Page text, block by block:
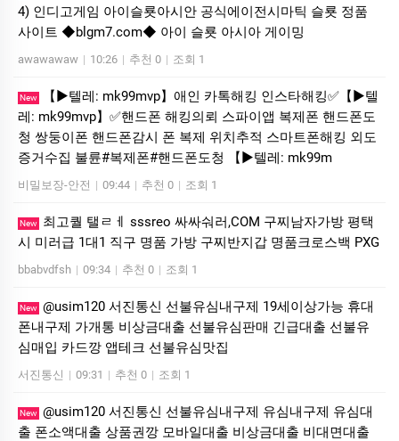
4) 인디­고게­임 아이슬룟아시안 공식에이전시마틱 슬룟 정품
사이트 ◆blgm7.com◆ 아이 슬룟 아시아 게이밍
awawawaw | 10:26 | 추천 0 | 조회 1
New
【▶텔레: mk99mvp】애인 카톡해킹 인스타해킹✅【▶텔
레: mk99mvp】✅핸드폰 해킹의뢰 스파이앱 복제폰 핸드폰도
청 쌍둥이폰 핸드폰감시 폰 복제 위치추적 스마트폰해킹 외도
증거수집 불륜#복제폰#핸드폰도청 【▶텔레: mk99m
비밀보장-안전 | 09:44 | 추천 0 | 조회 1
New
최고퀄 탤ㄹㅔ sssreo 싸싸숴러,COM 구찌남자가방 평택
시 미러급 1대1 직구 명품 가방 구찌반지갑 명품크로스백 PXG
bbabvdfsh | 09:34 | 추천 0 | 조회 1
New @usim120 서진통신 선불유심내구제 19세이상가능 휴대
폰내구제 가개통 비상금대출 선불유심판매 긴급대출 선불유
심매입 카드깡 앱테크 선불유심맛집
서진통신 | 09:31 | 추천 0 | 조회 1
New @usim120 서진통신 선불유심내구제 유심내구제 유심대
출 폰소액대출 상품권깡 모바일대출 비상금대출 비대면대출